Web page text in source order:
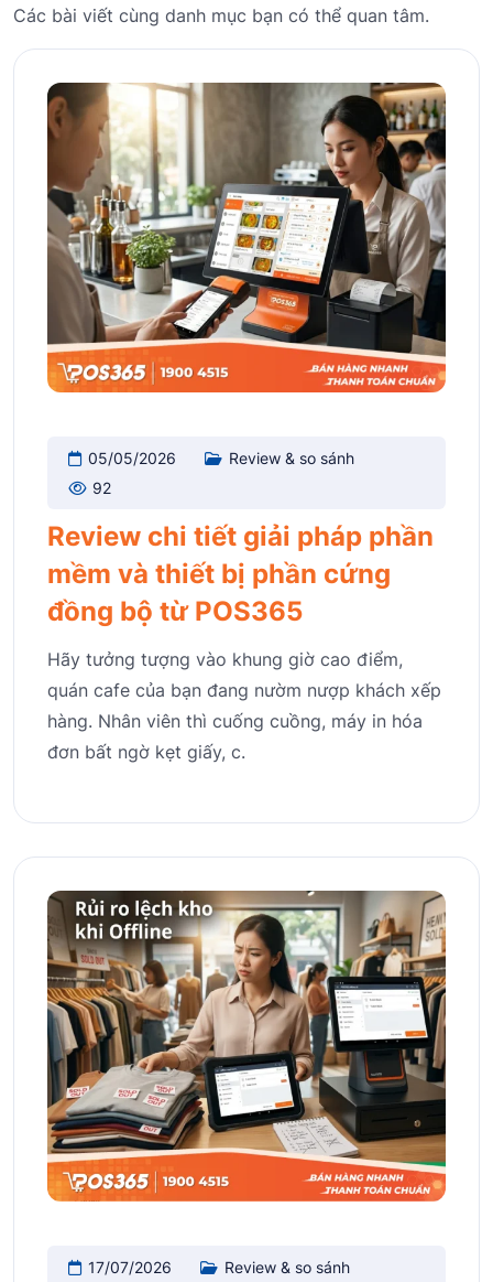
Các bài viết cùng danh mục bạn có thể quan tâm.
05/05/2026
Review & so sánh
92
Review chi tiết giải pháp phần
mềm và thiết bị phần cứng
đồng bộ từ POS365
Hãy tưởng tượng vào khung giờ cao điểm,
quán cafe của bạn đang nườm nượp khách xếp
hàng. Nhân viên thì cuống cuồng, máy in hóa
đơn bất ngờ kẹt giấy, c.
17/07/2026 Review & so sánh